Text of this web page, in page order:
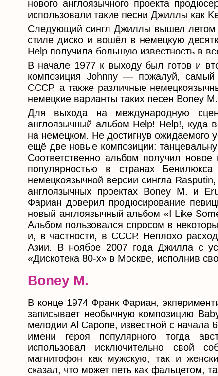
нового англоязычного проекта
использовали такие песни Джиллы как
Следующий сингл Джиллы вышел летом
стиле диско и вошёл в немецкую
Help получила большую известность в
В начале 1977 к выходу был готов и
композиция Johnny — пожалуй,
СССР, а также различные
немецкие варианты таких песен Boney
Для выхода на международную
англоязычный альбом Help! Help!, куда
на немецком. Не достигнув ожидаемого
ещё две новые композиции:
Соответственно альбом получил
популярностью в странах
немецкоязычной версии сингла
англоязычных проектах Boney M. и
Фариан доверил продюсирование
новый англоязычный альбом «I Like
Альбом пользовался спросом в
и, в частности, в СССР. Неплохо
Азии. В ноябре 2007 года Джилла с
«Дискотека 80-х» в Москве, исполнив
Boney M.
В конце 1974 Франк Фариан,
записывает необычную композицию
мелодии Al Capone, известной с начала
имени героя популярного тогда
использовал исключительно свой
магнитофон как мужскую, так и
сказал, что может петь как фальцетом,